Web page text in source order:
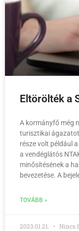
Eltörölték a
A kormányfő még
turisztikai
része volt például
a vendéglátós
minősítésének a
bevezetése. A
TOVÁBB »
2023.01.21. Nincs